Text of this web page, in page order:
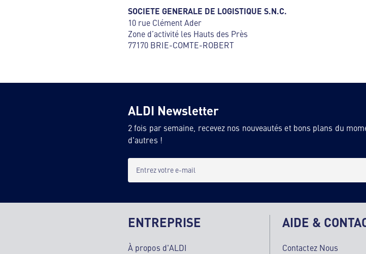
SOCIETE GENERALE DE LOGISTIQUE S.N.C.
10 rue Clément Ader
Zone d’activité les Hauts des Près
77170 BRIE-COMTE-ROBERT
ALDI Newsletter
2 fois par semaine, recevez nos nouveautés et bons plans du
d'autres !
Entrez votre e-mail
ENTREPRISE
À propos d'ALDI
AIDE &
Contactez Nous